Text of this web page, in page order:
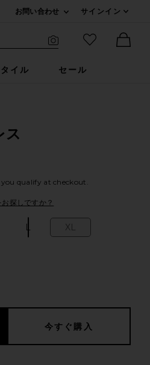
お問い合わせ
サインイン
サイト検索
お気に入り
イル セール
ス
you qualify at checkout.
探しですか？
L XL